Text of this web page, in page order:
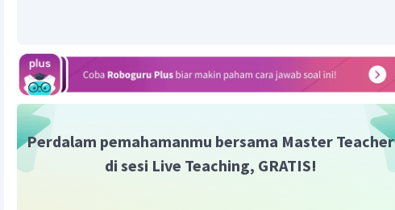
Perdalam pemahamanmu bersama Master Teacher
di sesi Live Teaching, GRATIS!